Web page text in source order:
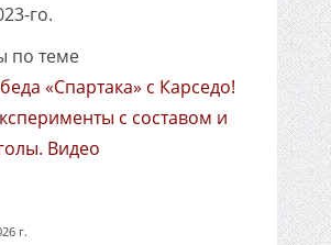
го.
по теме
«Спартака» с Карседо!
с составом и
Видео
г.